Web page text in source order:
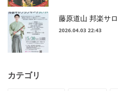
藤原道山 邦楽サ
2026.04.03 22:43
カテゴリ